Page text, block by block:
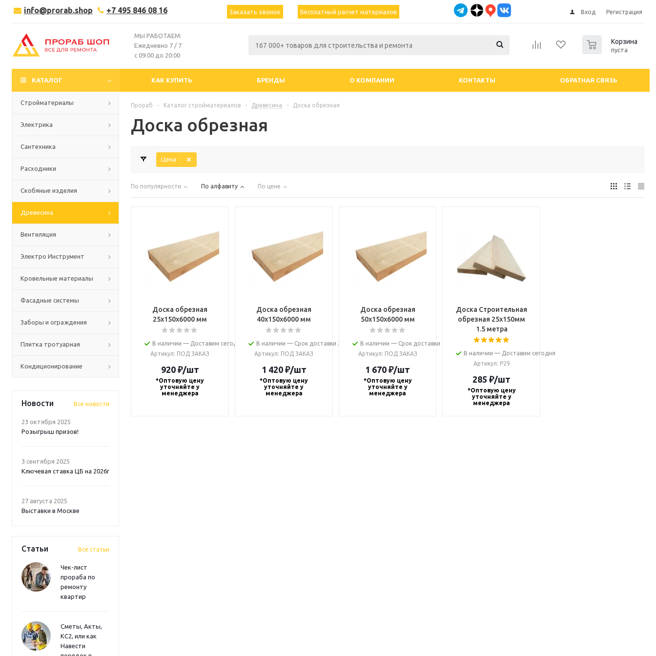
info@prorab.shop +7 495 846 08 16 Заказать звонок Бесплатный расчет материалов Вход Регистрация
МЫ РАБОТАЕМ:
Ежедневно 7 / 7
с 09:00 до 20:00
Корзина
пуста
КАТАЛОГ КАК КУПИТЬ БРЕНДЫ О КОМПАНИИ КОНТАКТЫ ОБРАТНАЯ СВЯЗЬ
Стройматериалы
Электрика
Сантехника
Расходники
Скобяные изделия
Древесина
Вентиляция
Электро Инструмент
Кровельные материалы
Фасадные системы
Заборы и ограждения
Плитка тротуарная
Кондиционирование
Новости Все новости
23 октября 2025
Розыгрыш призов!
3 сентября 2025
Ключевая ставка ЦБ на 2026г
27 августа 2025
Выставки в Москве
Статьи Все статьи
Чек-лист
прораба по
ремонту
квартир
Сметы, Акты,
КС2, или как
Навести
Прораб - Каталог стройматериалов - Древесина - Доска обрезная
Доска обрезная
Цена
По популярности По алфавиту По цене
Доска обрезная
25х150х6000 мм
В наличии — Доставим сегодня
Артикул: ПОД ЗАКАЗ
920₽/шт
*Оптовую цену
уточняйте у
менеджера
Доска обрезная
40х150х6000 мм
В наличии — Срок доставки 2-4 дня
Артикул: ПОД ЗАКАЗ
1 420₽/шт
*Оптовую цену
уточняйте у
менеджера
Доска обрезная
50х150х6000 мм
В наличии — Срок доставки 2-4 дня
Артикул: ПОД ЗАКАЗ
1 670 ₽/шт
*Оптовую цену
уточняйте у
менеджера
Доска Строительная
обрезная 25х150мм
1.5 метра
В наличии — Доставим сегодня
Артикул: Р29
285 ₽/шт
*Оптовую цену
уточняйте у
менеджера